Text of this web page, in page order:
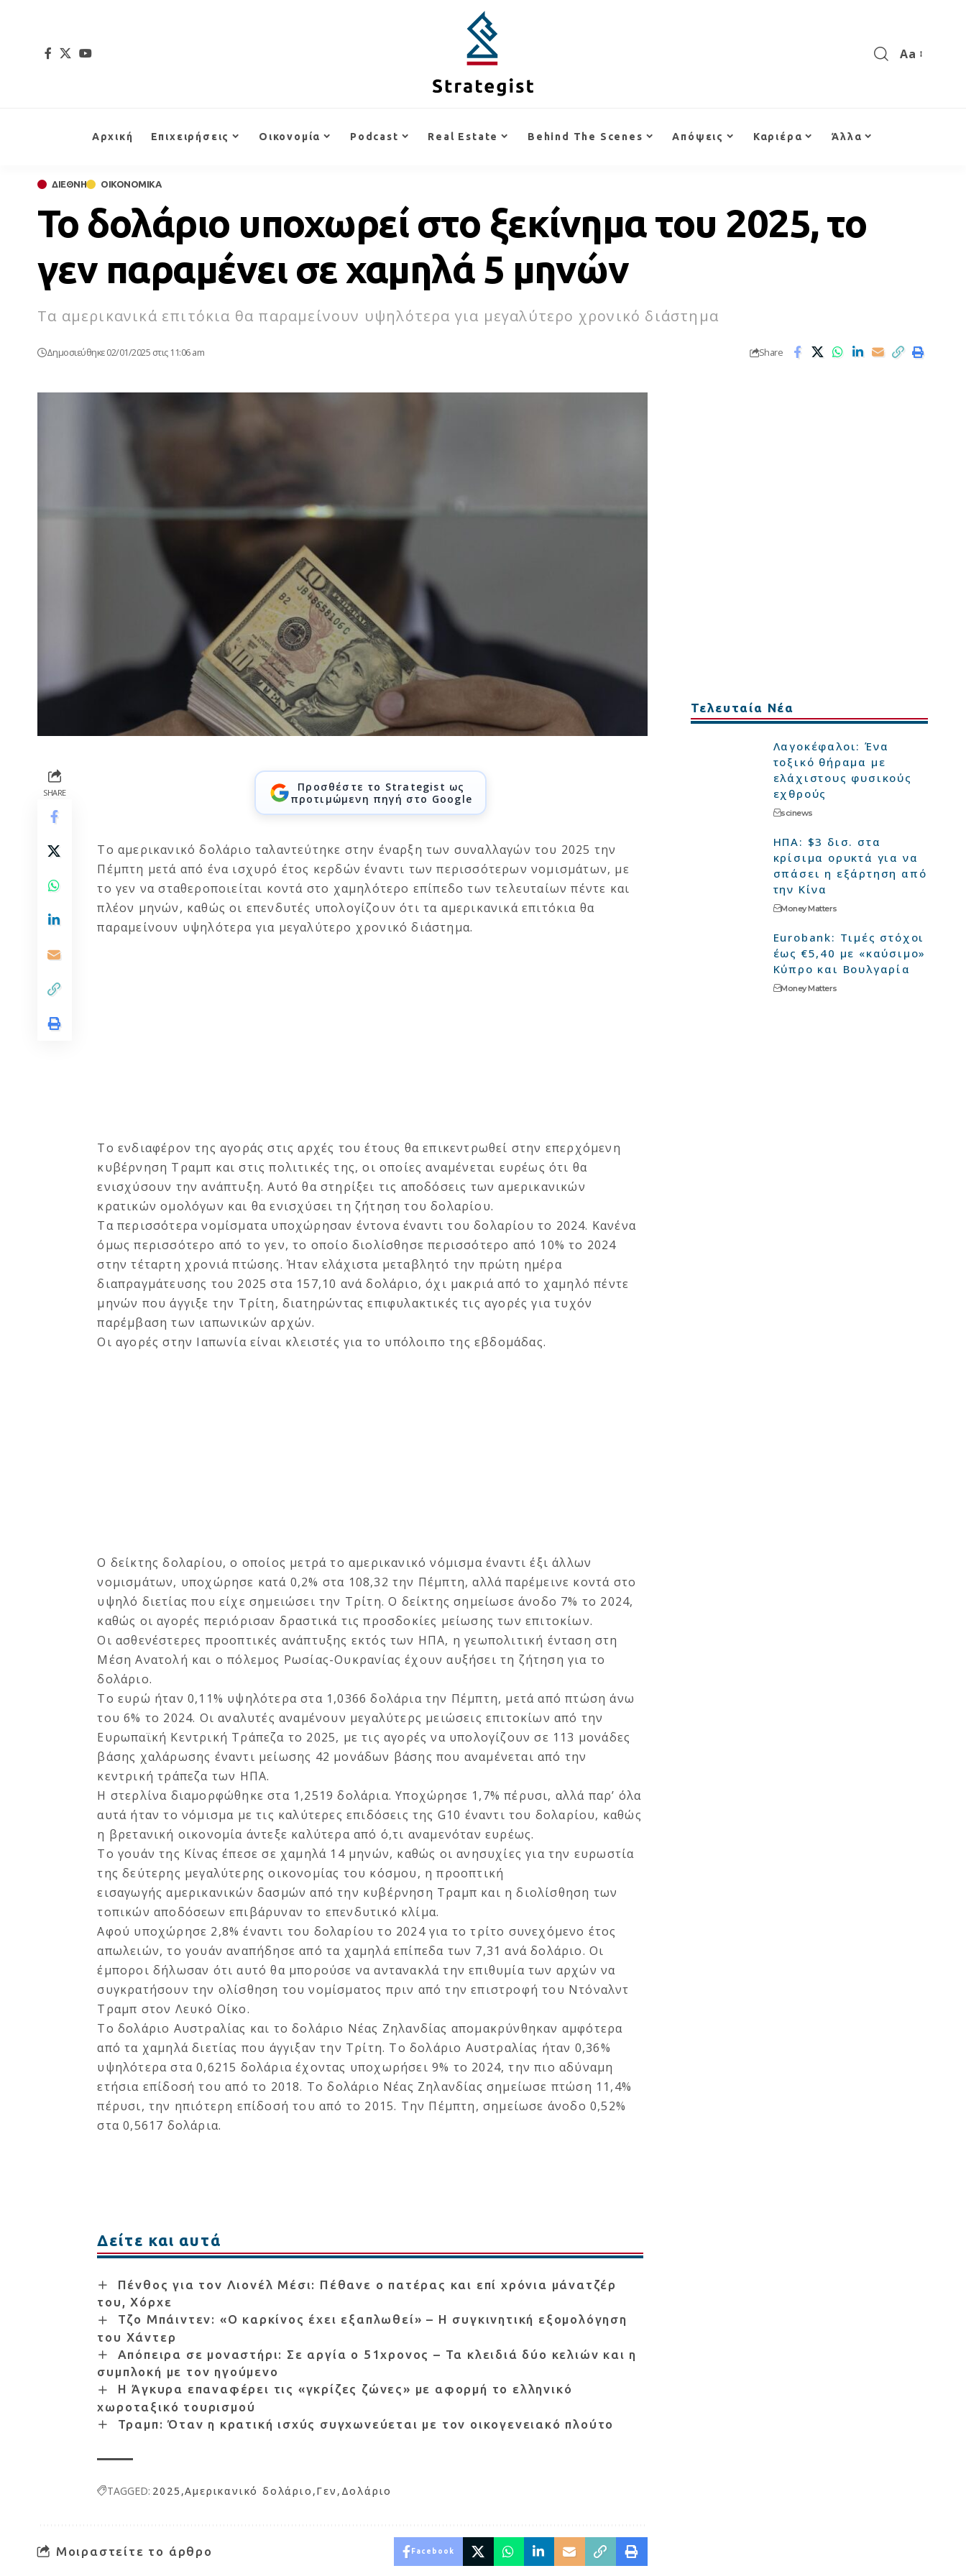
Aa
Αρχική Επιχειρήσεις Οικονομία Podcast Real Estate Behind The Scenes Απόψεις Καριέρα Άλλα
ΔΙΕΘΝΗ ΟΙΚΟΝΟΜΙΚΑ
Το δολάριο υποχωρεί στο ξεκίνημα του 2025, το
γεν παραμένει σε χαμηλά 5 μηνών
Τα αμερικανικά επιτόκια θα παραμείνουν υψηλότερα για μεγαλύτερο χρονικό διάστημα
Δημοσιεύθηκε 02/01/2025 στις 11:06 am Share
SHARE
Προσθέστε το Strategist ως
προτιμώμενη πηγή στο Google
Το αμερικανικό δολάριο ταλαντεύτηκε στην έναρξη των συναλλαγών του 2025 την
Πέμπτη μετά από ένα ισχυρό έτος κερδών έναντι των περισσότερων νομισμάτων, με
το γεν να σταθεροποιείται κοντά στο χαμηλότερο επίπεδο των τελευταίων πέντε και
πλέον μηνών, καθώς οι επενδυτές υπολογίζουν ότι τα αμερικανικά επιτόκια θα
παραμείνουν υψηλότερα για μεγαλύτερο χρονικό διάστημα.
Το ενδιαφέρον της αγοράς στις αρχές του έτους θα επικεντρωθεί στην επερχόμενη
κυβέρνηση Τραμπ και στις πολιτικές της, οι οποίες αναμένεται ευρέως ότι θα
ενισχύσουν την ανάπτυξη. Αυτό θα στηρίξει τις αποδόσεις των αμερικανικών
κρατικών ομολόγων και θα ενισχύσει τη ζήτηση του δολαρίου.
Τα περισσότερα νομίσματα υποχώρησαν έντονα έναντι του δολαρίου το 2024. Κανένα
όμως περισσότερο από το γεν, το οποίο διολίσθησε περισσότερο από 10% το 2024
στην τέταρτη χρονιά πτώσης. Ήταν ελάχιστα μεταβλητό την πρώτη ημέρα
διαπραγμάτευσης του 2025 στα 157,10 ανά δολάριο, όχι μακριά από το χαμηλό πέντε
μηνών που άγγιξε την Τρίτη, διατηρώντας επιφυλακτικές τις αγορές για τυχόν
παρέμβαση των ιαπωνικών αρχών.
Οι αγορές στην Ιαπωνία είναι κλειστές για το υπόλοιπο της εβδομάδας.
Ο δείκτης δολαρίου, ο οποίος μετρά το αμερικανικό νόμισμα έναντι έξι άλλων
νομισμάτων, υποχώρησε κατά 0,2% στα 108,32 την Πέμπτη, αλλά παρέμεινε κοντά στο
υψηλό διετίας που είχε σημειώσει την Τρίτη. Ο δείκτης σημείωσε άνοδο 7% το 2024,
καθώς οι αγορές περιόρισαν δραστικά τις προσδοκίες μείωσης των επιτοκίων.
Οι ασθενέστερες προοπτικές ανάπτυξης εκτός των ΗΠΑ, η γεωπολιτική ένταση στη
Μέση Ανατολή και ο πόλεμος Ρωσίας-Ουκρανίας έχουν αυξήσει τη ζήτηση για το
δολάριο.
Το ευρώ ήταν 0,11% υψηλότερα στα 1,0366 δολάρια την Πέμπτη, μετά από πτώση άνω
του 6% το 2024. Οι αναλυτές αναμένουν μεγαλύτερς μειώσεις επιτοκίων από την
Ευρωπαϊκή Κεντρική Τράπεζα το 2025, με τις αγορές να υπολογίζουν σε 113 μονάδες
βάσης χαλάρωσης έναντι μείωσης 42 μονάδων βάσης που αναμένεται από την
κεντρική τράπεζα των ΗΠΑ.
Η στερλίνα διαμορφώθηκε στα 1,2519 δολάρια. Υποχώρησε 1,7% πέρυσι, αλλά παρ’ όλα
αυτά ήταν το νόμισμα με τις καλύτερες επιδόσεις της G10 έναντι του δολαρίου, καθώς
η βρετανική οικονομία άντεξε καλύτερα από ό,τι αναμενόταν ευρέως.
Το γουάν της Κίνας έπεσε σε χαμηλά 14 μηνών, καθώς οι ανησυχίες για την ευρωστία
της δεύτερης μεγαλύτερης οικονομίας του κόσμου, η προοπτική
εισαγωγής αμερικανικών δασμών από την κυβέρνηση Τραμπ και η διολίσθηση των
τοπικών αποδόσεων επιβάρυναν το επενδυτικό κλίμα.
Αφού υποχώρησε 2,8% έναντι του δολαρίου το 2024 για το τρίτο συνεχόμενο έτος
απωλειών, το γουάν αναπήδησε από τα χαμηλά επίπεδα των 7,31 ανά δολάριο. Οι
έμποροι δήλωσαν ότι αυτό θα μπορούσε να αντανακλά την επιθυμία των αρχών να
συγκρατήσουν την ολίσθηση του νομίσματος πριν από την επιστροφή του Ντόναλντ
Τραμπ στον Λευκό Οίκο.
Το δολάριο Αυστραλίας και το δολάριο Νέας Ζηλανδίας απομακρύνθηκαν αμφότερα
από τα χαμηλά διετίας που άγγιξαν την Τρίτη. Το δολάριο Αυστραλίας ήταν 0,36%
υψηλότερα στα 0,6215 δολάρια έχοντας υποχωρήσει 9% το 2024, την πιο αδύναμη
ετήσια επίδοσή του από το 2018. Το δολάριο Νέας Ζηλανδίας σημείωσε πτώση 11,4%
πέρυσι, την ηπιότερη επίδοσή του από το 2015. Την Πέμπτη, σημείωσε άνοδο 0,52%
στα 0,5617 δολάρια.
Δείτε και αυτά
Πένθος για τον Λιονέλ Μέσι: Πέθανε ο πατέρας και επί χρόνια μάνατζέρ
του, Χόρχε
Τζο Μπάιντεν: «Ο καρκίνος έχει εξαπλωθεί» – Η συγκινητική εξομολόγηση
του Χάντερ
Απόπειρα σε μοναστήρι: Σε αργία ο 51χρονος – Τα κλειδιά δύο κελιών και η
συμπλοκή με τον ηγούμενο
Η Άγκυρα επαναφέρει τις «γκρίζες ζώνες» με αφορμή το ελληνικό
χωροταξικό τουρισμού
Τραμπ: Όταν η κρατική ισχύς συγχωνεύεται με τον οικογενειακό πλούτο
TAGGED: 2025 Αμερικανικό δολάριο Γεν Δολάριο
Μοιραστείτε το άρθρο Facebook
Τελευταία Νέα
Λαγοκέφαλοι: Ένα
τοξικό θήραμα με
ελάχιστους φυσικούς
εχθρούς
scinews
ΗΠΑ: $3 δισ. στα
κρίσιμα ορυκτά για να
σπάσει η εξάρτηση από
την Κίνα
Money Matters
Eurobank: Τιμές στόχοι
έως €5,40 με «καύσιμο»
Κύπρο και Βουλγαρία
Money Matters